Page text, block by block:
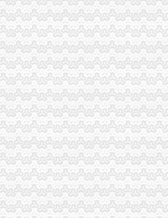
保集中年检有序进行
公司注册建工作
日烟花竹监管工作取得成效
自律止奢侈浪费教育
监管工作“十个一”一般纳税人公司条件
交税工商工作会议精
商工作会议精
监管工作取得成效
24件著名商标
口局视察总局现场研讨会准备况
认定标准思路安排明年工作
施加大食品安全工作力度